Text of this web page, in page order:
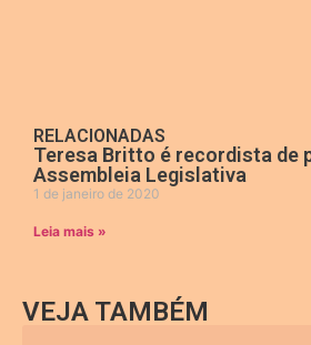
RELACIONADAS
Teresa Britto é recordista de
Assembleia Legislativa
1 de janeiro de 2020
Leia mais »
VEJA TAMBÉM